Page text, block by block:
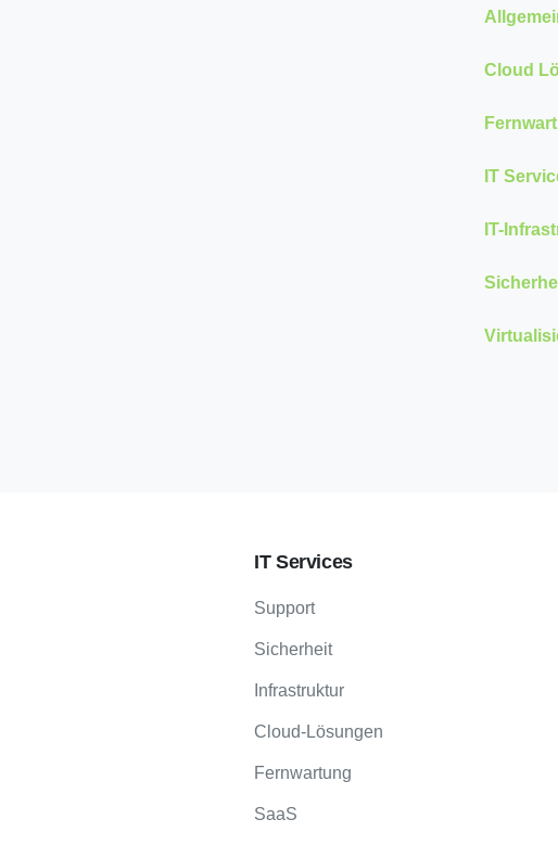
Cloud
IT
IT-
IT Services
Support
Sicherheit
Infrastruktur
Cloud-Lösungen
Fernwartung
SaaS